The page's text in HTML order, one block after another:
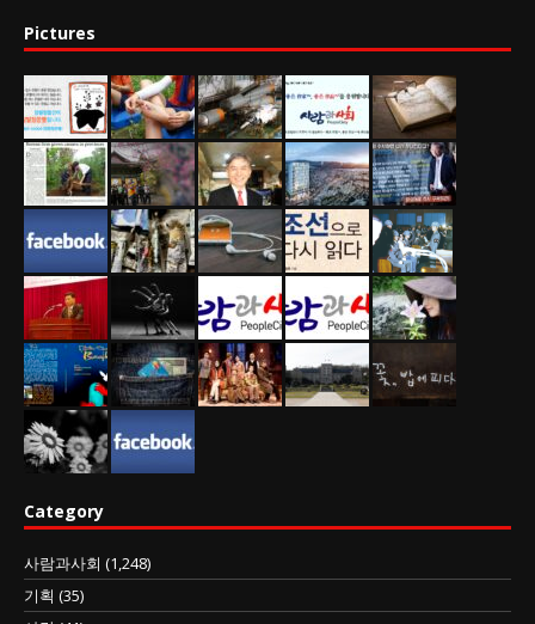
Pictures
Category
사람과사회 (1,248)
기획 (35)